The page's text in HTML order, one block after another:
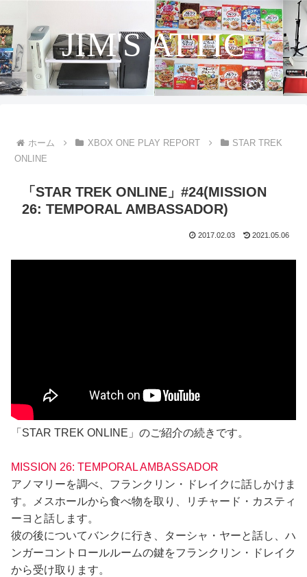
JIM'S ATTIC
ホーム XBOX ONE PLAY REPORT
STAR TREK
ONLINE
「STAR TREK ONLINE」#24(MISSION
26: TEMPORAL AMBASSADOR)
2017.02.03 2021.05.06
「STAR TREK ONLINE」のご紹介の続きです。
MISSION 26: TEMPORAL AMBASSADOR
アノマリーを調べ、フランクリン・ドレイクに話しかけま
す。メスホールから食べ物を取り、リチャード・カスティ
ーヨと話します。
彼の後についてバンクに行き、ターシャ・ヤーと話し、ハ
ンガーコントロールルームの鍵をフランクリン・ドレイク
から受け取ります。